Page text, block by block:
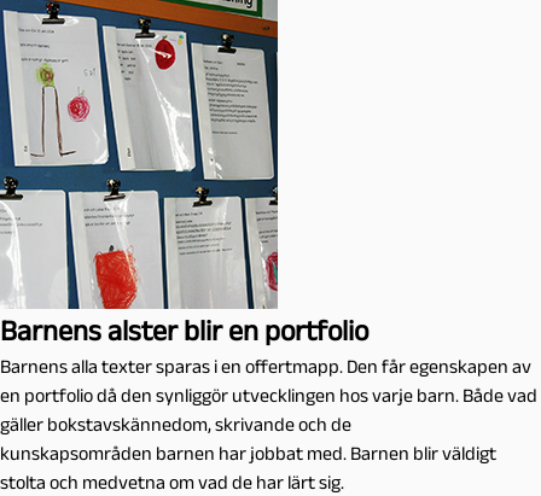
Barnens alster blir en portfolio
Barnens alla texter sparas i en offertmapp. Den får egenskapen av
en portfolio då den synliggör utvecklingen hos varje barn. Både vad
gäller bokstavskännedom, skrivande och de
kunskapsområden barnen har jobbat med. Barnen blir väldigt
stolta och medvetna om vad de har lärt sig.